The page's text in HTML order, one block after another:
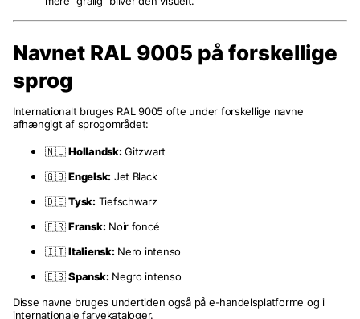
Navnet RAL 9005 på forskellige
sprog
Internationalt bruges RAL 9005 ofte under forskellige navne
afhængigt af sprogområdet:
🇳🇱Hollandsk: Gitzwart
🇬🇧Engelsk: Jet Black
🇩🇪Tysk: Tiefschwarz
🇫🇷Fransk: Noir foncé
🇮🇹Italiensk: Nero intenso
🇪🇸Spansk: Negro intenso
Disse navne bruges undertiden også på e-handelsplatforme og i
internationale farvekataloger.